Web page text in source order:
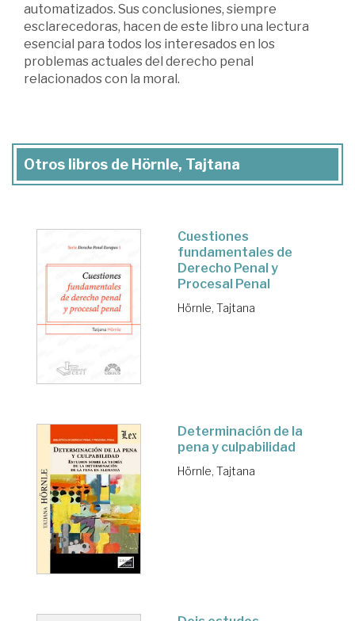
automatizados. Sus conclusiones, siempre
esclarecedoras, hacen de este libro una lectura
esencial para todos los interesados en los
problemas actuales del derecho penal
relacionados con la moral.
Otros libros de Hörnle, Tajtana
Cuestiones
fundamentales de
Derecho Penal y
Procesal Penal
Hörnle, Tajtana
Determinación de la
pena y culpabilidad
Hörnle, Tajtana